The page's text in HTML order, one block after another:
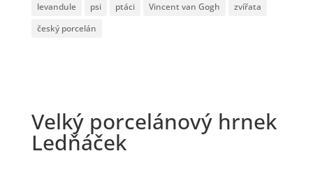
levandule
psi ptáci Vincent van Gogh
zvířata
český porcelán
Velký porcelánový hrnek
Ledňáček